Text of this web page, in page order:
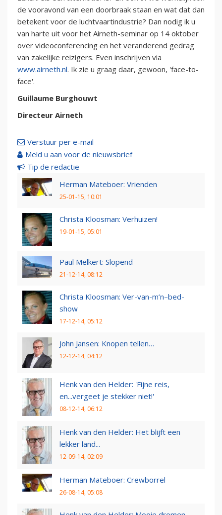
de vooravond van een doorbraak staan en wat dat dan
betekent voor de luchtvaartindustrie? Dan nodig ik u
van harte uit voor het Airneth-seminar op 14 oktober
over videoconferencing en het veranderend gedrag
van zakelijke reizigers. Even inschrijven via
www.airneth.nl. Ik zie u graag daar, gewoon, 'face-to-
face'.
Guillaume Burghouwt
Directeur Airneth
Verstuur per e-mail
Meld u aan voor de nieuwsbrief
Tip de redactie
Herman Mateboer: Vrienden
25-01-15, 10:01
Christa Kloosman: Verhuizen!
19-01-15, 05:01
Paul Melkert: Slopend
21-12-14, 08:12
Christa Kloosman: Ver-van-m’n–bed-
show
17-12-14, 05:12
John Jansen: Knopen tellen…
12-12-14, 04:12
Henk van den Helder: 'Fijne reis,
en...vergeet je stekker niet!'
08-12-14, 06:12
Henk van den Helder: Het blijft een
lekker land...
12-09-14, 02:09
Herman Mateboer: Crewborrel
26-08-14, 05:08